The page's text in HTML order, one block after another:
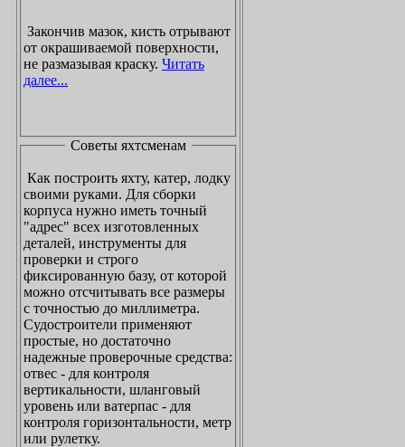
Закончив мазок, кисть отрывают
от окрашиваемой поверхности,
не размазывая краску. Читать
далее...
Советы яхтсменам
Как построить яхту, катер, лодку
своими руками. Для сборки
корпуса нужно иметь точный
"адрес" всех изготовленных
деталей, инструменты для
проверки и строго
фиксированную базу, от которой
можно отсчитывать все размеры
с точностью до миллиметра.
Судостроители применяют
простые, но достаточно
надежные проверочные средства:
отвес - для контроля
вертикальности, шланговый
уровень или ватерпас - для
контроля горизонтальности, метр
или рулетку.